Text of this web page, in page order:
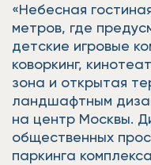
«Небесная
метров, где
детские игровые
коворкинг,
зона и открытая
ландшафтным
на центр Москвы.
общественных
паркинга